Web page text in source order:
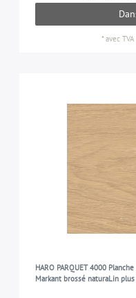
*avec TVA
HARO PARQUET 4000
Markant brossé naturaLin